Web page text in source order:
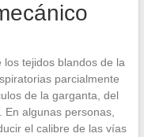
tejidos blandos de la
parcialmente
de la garganta, del
En algunas personas,
el calibre de las vías